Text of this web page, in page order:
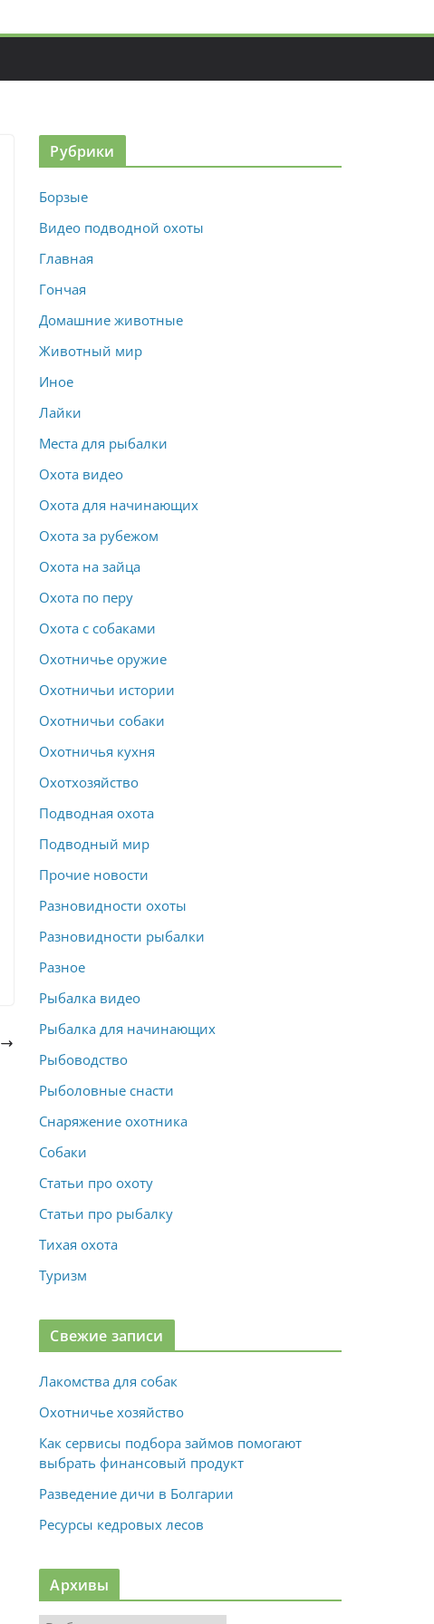
Рубрики
Борзые
Видео подводной охоты
Главная
Гончая
Домашние животные
Животный мир
Иное
Лайки
Места для рыбалки
Охота видео
Охота для начинающих
Охота за рубежом
Охота на зайца
Охота по перу
Охота с собаками
Охотничье оружие
Охотничьи истории
Охотничьи собаки
Охотничья кухня
Охотхозяйство
Подводная охота
Подводный мир
Прочие новости
Разновидности охоты
Разновидности рыбалки
Разное
Рыбалка видео
Рыбалка для начинающих
Рыбоводство
Рыболовные снасти
Снаряжение охотника
Собаки
Статьи про охоту
Статьи про рыбалку
Тихая охота
Туризм
Свежие записи
Лакомства для собак
Охотничье хозяйство
Как сервисы подбора займов помогают
выбрать финансовый продукт
Разведение дичи в Болгарии
Ресурсы кедровых лесов
Архивы